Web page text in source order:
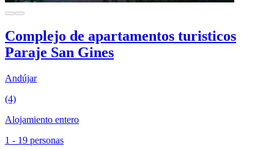
Complejo de apartamentos turisticos
Paraje San Gines
Andújar
(4)
Alojamiento entero
1 - 19 personas